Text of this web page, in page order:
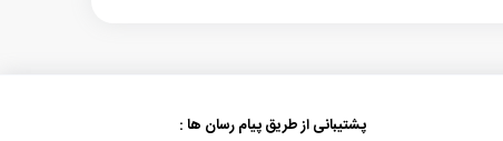
پشتیبانی از طریق پیام رسان ها :